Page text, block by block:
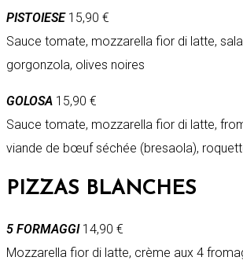
PISTOIESE15,90 €
Sauce tomate, mozzarella fior di latte,
gorgonzola, olives noires
GOLOSA 15,90 €
Sauce tomate, mozzarella fior di latte,
viande de bœuf séchée (bresaola),
PIZZAS BLANCHES
5 FORMAGGI14,90 €
Mozzarella fior di latte, crème aux 4